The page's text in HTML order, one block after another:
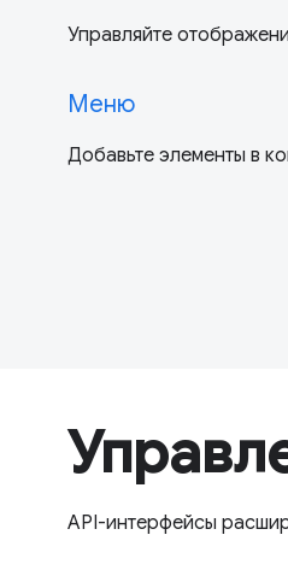
Управляйте
Меню
Добавьте элементы в
API-интерфейсы